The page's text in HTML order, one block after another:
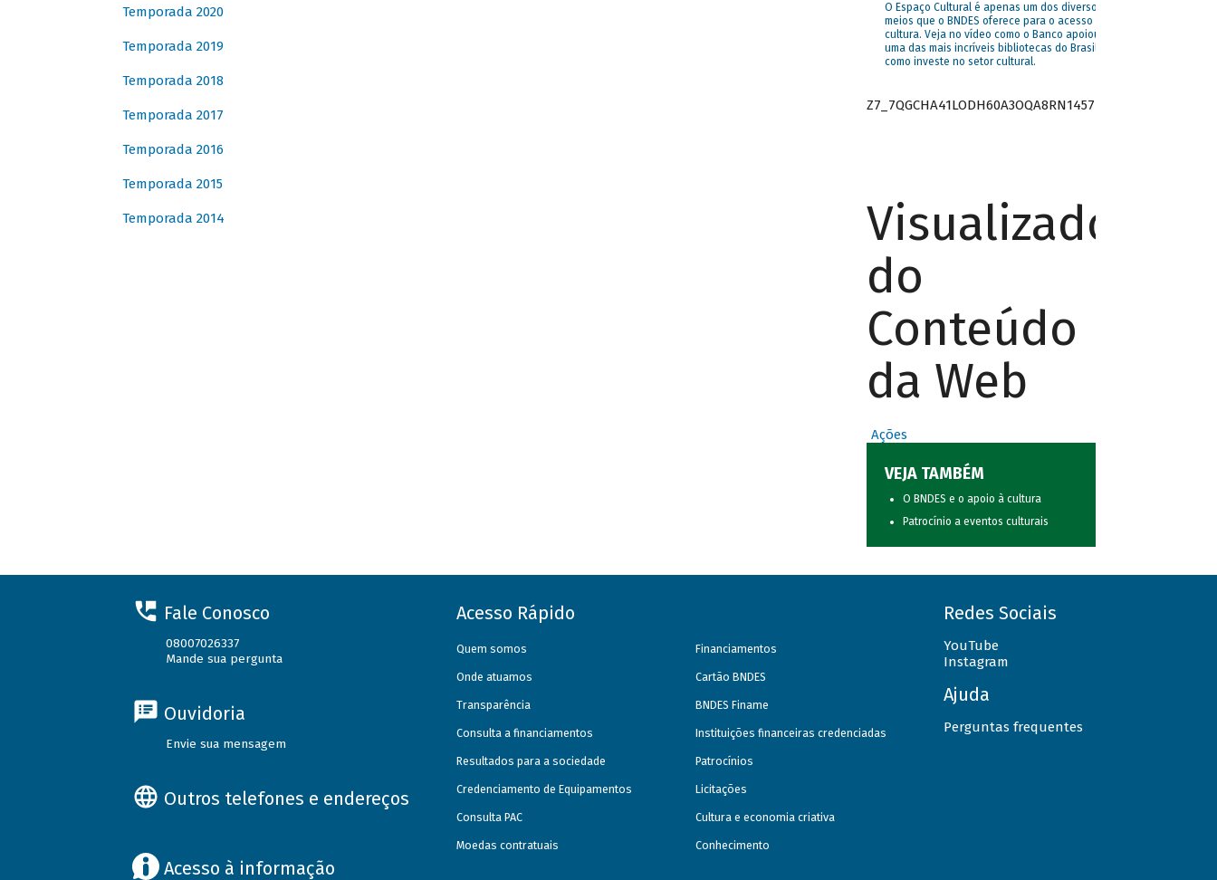
Temporada 2020
Temporada 2019
Temporada 2018
Temporada 2017
Temporada 2016
Temporada 2015
Temporada 2014
O Espaço Cultural é apenas um dos diversos
meios que o BNDES oferece para o acesso à
cultura. Veja no vídeo como o Banco apoiou
uma das mais incríveis bibliotecas do Brasil e
como investe no setor cultural.
Z7_7QGCHA41LODH60A3OQA8RN1457
Visualizador
do
Conteúdo
da Web
Ações
VEJA TAMBÉM
O BNDES e o apoio à cultura
Patrocínio a eventos culturais
Fale Conosco
08007026337
Mande sua pergunta
Ouvidoria
Envie sua mensagem
Outros telefones e endereços
Acesso à informação
Acesso Rápido
Quem somos
Onde atuamos
Transparência
Consulta a financiamentos
Resultados para a sociedade
Credenciamento de Equipamentos
Consulta PAC
Moedas contratuais
Financiamentos
Cartão BNDES
BNDES Finame
Instituições financeiras credenciadas
Patrocínios
Licitações
Cultura e economia criativa
Conhecimento
Redes Sociais
YouTube
Instagram
Ajuda
Perguntas frequentes